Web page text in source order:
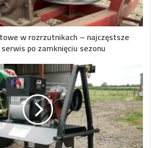
w rozrzutnikach – najczęstsze
po zamknięciu sezonu